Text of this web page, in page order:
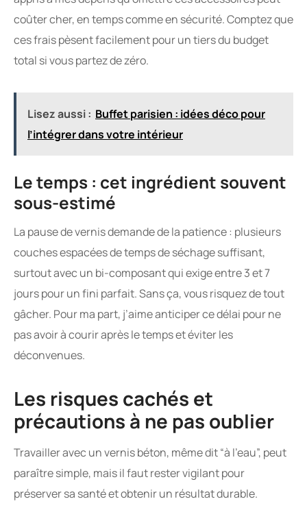
coûter cher, en temps comme en sécurité. Comptez que
ces frais pèsent facilement pour un tiers du budget
total si vous partez de zéro.
Lisez aussi : Buffet parisien : idées déco pour
l’intégrer dans votre intérieur
Le temps : cet ingrédient souvent
sous-estimé
La pause de vernis demande de la patience : plusieurs
couches espacées de temps de séchage suffisant,
surtout avec un bi-composant qui exige entre 3 et 7
jours pour un fini parfait. Sans ça, vous risquez de tout
gâcher. Pour ma part, j’aime anticiper ce délai pour ne
pas avoir à courir après le temps et éviter les
déconvenues.
Les risques cachés et
précautions à ne pas oublier
Travailler avec un vernis béton, même dit “à l’eau”, peut
paraître simple, mais il faut rester vigilant pour
préserver sa santé et obtenir un résultat durable.